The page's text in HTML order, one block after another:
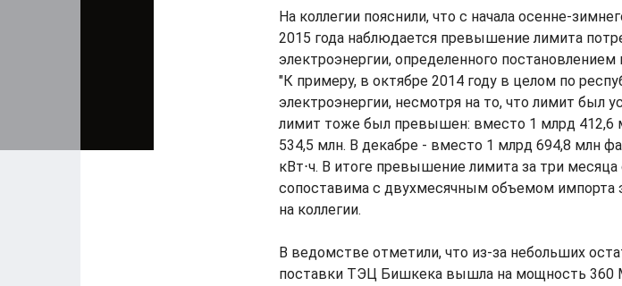
На коллегии пояснили, что с начала осенне-
2015 года наблюдается превышение лимита
электроэнергии, определенного постановлением
"К примеру, в октябре 2014 году в целом по
электроэнергии, несмотря на то, что лимит был
лимит тоже был превышен: вместо 1 млрд 412,6
534,5 млн. В декабре - вместо 1 млрд 694,8 млн
кВт⋅ч. В итоге превышение лимита за три
сопоставима с двухмесячным объемом импорта
на коллегии.
В ведомстве отметили, что из-за небольших
поставки ТЭЦ Бишкека вышла на мощность 360